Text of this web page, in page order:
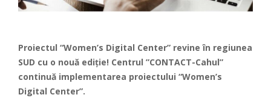
Proiectul “Women’s Digital Center” revine în regiunea
SUD cu o nouă ediție! Centrul ”CONTACT-Cahul”
continuă implementarea proiectului “Women’s
Digital Center”.